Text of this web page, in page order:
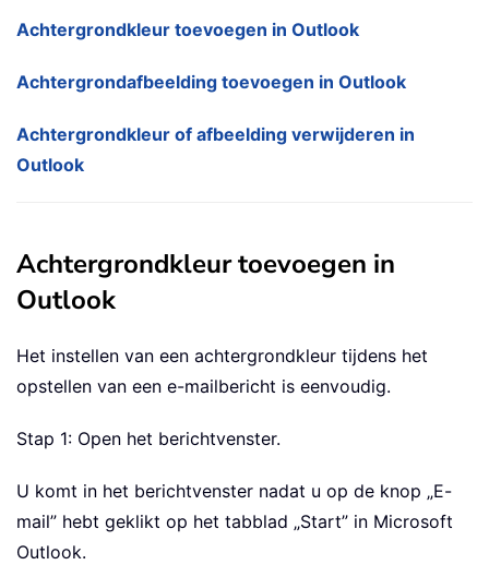
Achtergrondkleur toevoegen in Outlook
Achtergrondafbeelding toevoegen in Outlook
Achtergrondkleur of afbeelding verwijderen in
Outlook
Achtergrondkleur toevoegen in
Outlook
Het instellen van een achtergrondkleur tijdens het
opstellen van een e-mailbericht is eenvoudig.
Stap 1: Open het berichtvenster.
U komt in het berichtvenster nadat u op de knop „E-
mail” hebt geklikt op het tabblad „Start” in Microsoft
Outlook.